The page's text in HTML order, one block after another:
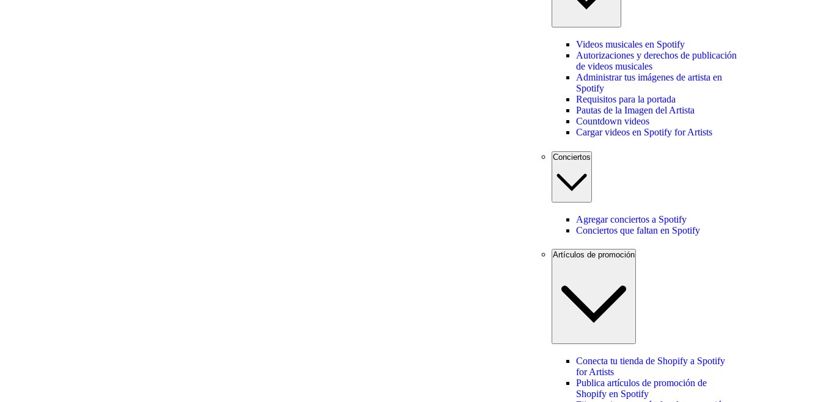
Videos musicales en Spotify
Autorizaciones y derechos de publicación
de videos musicales
Administrar tus imágenes de artista en
Spotify
Requisitos para la portada
Pautas de la Imagen del Artista
Countdown videos
Cargar videos en Spotify for Artists
Conciertos
Agregar conciertos a Spotify
Conciertos que faltan en Spotify
Artículos de promoción
Conecta tu tienda de Shopify a Spotify
for Artists
Publica artículos de promoción de
Shopify en Spotify